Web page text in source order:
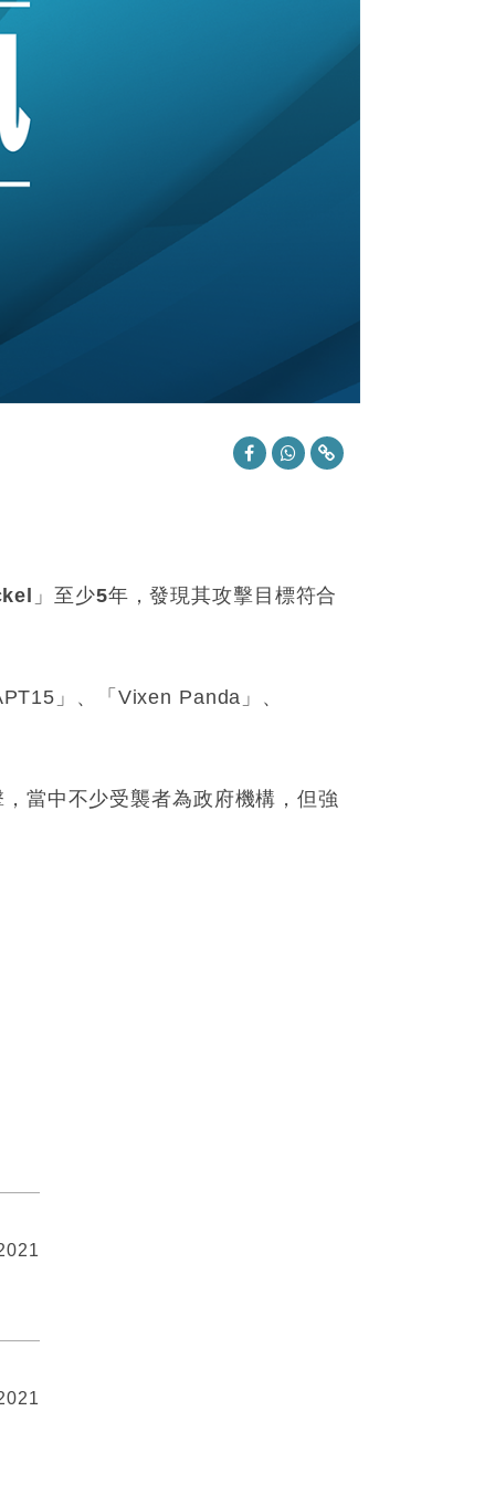
」至少5年，發現其攻擊目標符合
」、「 Vixen Panda 」、
當中不少受襲者為政府機構，但強